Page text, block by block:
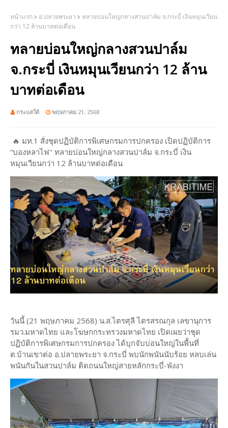
หน้าแรก อ.ปลายพระยา
ทลายบ่อนใหญ่กลางสวนปาล์ม จ.กระบี่ เงินหมุนเวียน
กว่า 12 ล้านบาทต่อเดือน
ทลายบ่อนใหญ่กลางสวนปาล์ม
จ.กระบี่ เงินหมุนเวียนกว่า 12 ล้าน
บาทต่อเดือน
กระแสใต้ พฤษภาคม 21, 2568
🔥 มท.1 สั่งชุดปฏิบัติการพิเศษกรมการปกครอง เปิดปฏิบัติการ
“บองหลาไฟ" ทลายบ่อนใหญ่กลางสวนปาล์ม จ.กระบี่ เงิน
หมุนเวียนกว่า 12 ล้านบาทต่อเดือน
วันนี้ (21 พฤษภาคม 2568) น.ส.ไตรศุลี ไตรสรณกุล เลขานุการ
รมว.มหาดไทย และโฆษกกระทรวงมหาดไทย เปิดเผยว่าชุด
ปฏิบัติการพิเศษกรมการปกครอง ได้บุกจับบ่อนใหญ่ในพื้นที่
ต.บ้านเขาต่อ อ.ปลายพระยา จ.กระบี่ พบนักพนันนับร้อย หลบเล่น
พนันกันในสวนปาล์ม ติดถนนใหญ่สายหลักกระบี่-พังงา